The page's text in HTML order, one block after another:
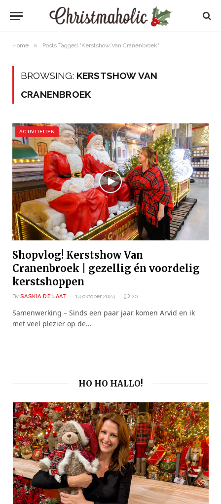
Home » Posts Tagged "Kerstshow Van Cranenbroek"
BROWSING: KERSTSHOW VAN
CRANENBROEK
ACTIVITEITEN
Shopvlog! Kerstshow Van
Cranenbroek | gezellig én voordelig
kerstshoppen
By SASKIA DE LAAT 14 oktober 2024 20
Samenwerking – Sinds een paar jaar komen Arvid en ik
met veel plezier op de…
HO HO HALLO!